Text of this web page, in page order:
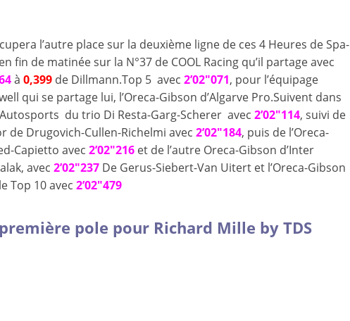
l’autre place sur la deuxième ligne de ces 4 Heures de Spa-
fin de matinée sur la N°37 de COOL Racing qu’il partage avec
à 0,399 de Dillmann.Top 5 avec 2’02″071, pour l’équipage
qui se partage lui, l’Oreca-Gibson d’Algarve Pro.Suivent dans
du trio Di Resta-Garg-Scherer avec 2’02″114, suivi de
de Drugovich-Cullen-Richelmi avec 2’02″184, puis de l’Oreca-
Capietto avec 2’02″216 et de l’autre Oreca-Gibson d’Inter
avec 2’02″237 De Gerus-Siebert-Van Uitert et l’Oreca-Gibson
Top 10 avec 2’02″479
pole pour Richard Mille by TDS